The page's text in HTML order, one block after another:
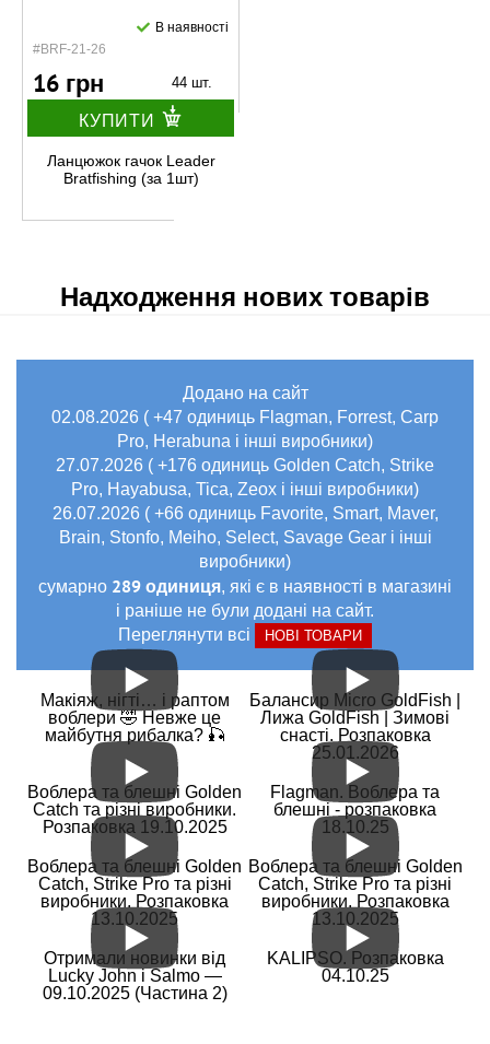
#BRF-21-26
В наявності
16 грн 44 шт.
КУПИТИ
Ланцюжок гачок Leader
Bratfishing (за 1шт)
Надходження нових товарів
Додано на сайт
02.08.2026 ( +47 одиниць Flagman, Forrest, Carp
Pro, Herabuna і інші виробники)
27.07.2026 ( +176 одиниць Golden Catch, Strike
Pro, Hayabusa, Tica, Zeox і інші виробники)
26.07.2026 ( +66 одиниць Favorite, Smart, Maver,
Brain, Stonfo, Meiho, Select, Savage Gear і інші
виробники)
сумарно 289 одиниця, які є в наявності в магазині
і раніше не були додані на сайт.
Переглянути всі
НОВІ ТОВАРИ
Макіяж, нігті… і раптом
воблери 🤣 Невже це
майбутня рибалка? 🎣
Балансир Micro GoldFish |
Лижа GoldFish | Зимові
снасті. Розпаковка
25.01.2026
Воблера та блешні Golden
Catch та різні виробники.
Розпаковка 19.10.2025
Flagman. Воблера та
блешні - розпаковка
18.10.25
Воблера та блешні Golden
Catch, Strike Pro та різні
виробники. Розпаковка
13.10.2025
Воблера та блешні Golden
Catch, Strike Pro та різні
виробники. Розпаковка
13.10.2025
Отримали новинки від
Lucky John і Salmo —
09.10.2025 (Частина 2)
KALIPSO. Розпаковка
04.10.25